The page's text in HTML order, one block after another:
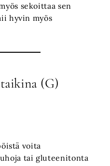
sekoittaa sen
hyvin myös
(G)
voita
tai gluteenitonta